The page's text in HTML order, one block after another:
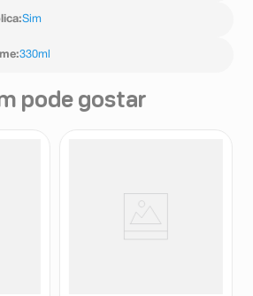
:Sim
:330ml
pode gostar